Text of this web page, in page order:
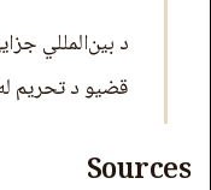
د بین‌المللي
قضیو د تحریم
Sources